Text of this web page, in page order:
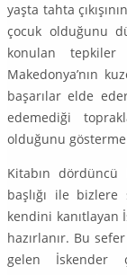
yaşta tahta
çocuk olduğunu
konulan
Makedonya’nın
başarılar elde
ede­mediği
olduğunu gösterme
Kitabın dördüncü
başlığı ile
kendini kanıtlayan
hazırlanır. Bu
gelen İskender